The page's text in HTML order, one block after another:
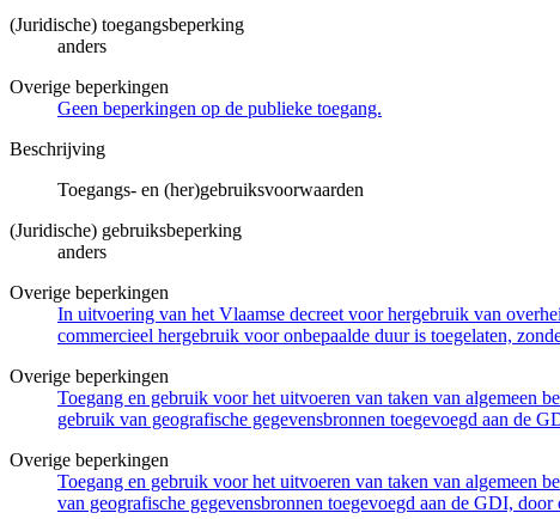
(Juridische) toegangsbeperking
anders
Overige beperkingen
Geen beperkingen op de publieke toegang.
Beschrijving
Toegangs- en (her)gebruiksvoorwaarden
(Juridische) gebruiksbeperking
anders
Overige beperkingen
In uitvoering van het Vlaamse decreet voor hergebruik van
commercieel hergebruik voor onbepaalde duur is toegelaten,
Overige beperkingen
Toegang en gebruik voor het uitvoeren van taken van algemeen
gebruik van geografische gegevensbronnen toegevoegd aan de
Overige beperkingen
Toegang en gebruik voor het uitvoeren van taken van algemeen
van geografische gegevensbronnen toegevoegd aan de GDI,